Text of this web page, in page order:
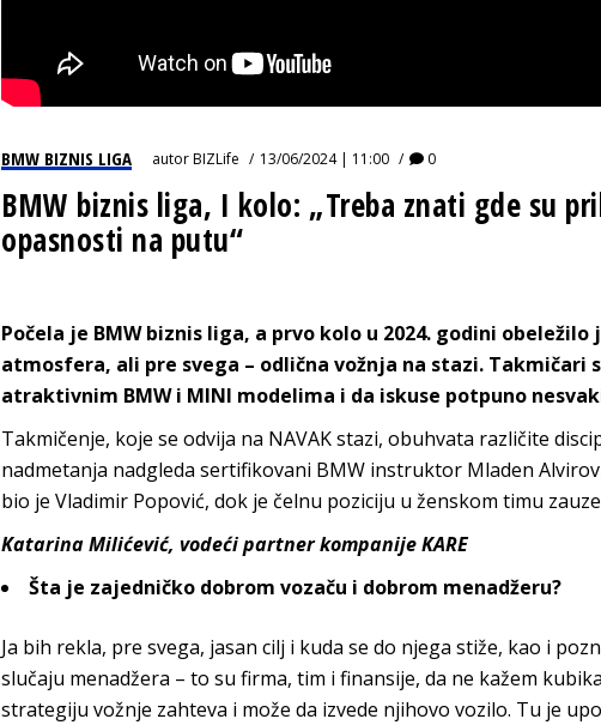
BMW BIZNIS LIGA autorBIZLife 13/06/2024 | 11:00 0
BMW biznis liga, I kolo: „Treba znati gde su
opasnosti na putu“
Počela je BMW biznis liga, a prvo kolo u 2024. godini
atmosfera, ali pre svega – odlična vožnja na stazi. Takmičari
atraktivnim BMW i MINI modelima i da iskuse potpuno
Takmičenje, koje se odvija na NAVAK stazi, obuhvata različite
nadmetanja nadgleda sertifikovani BMW instruktor Mladen
bio je Vladimir Popović, dok je čelnu poziciju u ženskom timu
Katarina Milićević, vodeći partner kompanije KARE
Šta je zajedničko dobrom vozaču i dobrom menadžeru?
Ja bih rekla, pre svega, jasan cilj i kuda se do njega stiže, kao i
slučaju menadžera – to su firma, tim i finansije, da ne kažem
strategiju vožnje zahteva i može da izvede njihovo vozilo. Tu je